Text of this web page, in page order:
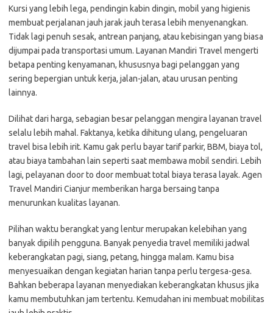
Kursi yang lebih lega, pendingin kabin dingin, mobil yang higienis
membuat perjalanan jauh jarak jauh terasa lebih menyenangkan.
Tidak lagi penuh sesak, antrean panjang, atau kebisingan yang biasa
dijumpai pada transportasi umum. Layanan Mandiri Travel mengerti
betapa penting kenyamanan, khususnya bagi pelanggan yang
sering bepergian untuk kerja, jalan-jalan, atau urusan penting
lainnya.
Dilihat dari harga, sebagian besar pelanggan mengira layanan travel
selalu lebih mahal. Faktanya, ketika dihitung ulang, pengeluaran
travel bisa lebih irit. Kamu gak perlu bayar tarif parkir, BBM, biaya tol,
atau biaya tambahan lain seperti saat membawa mobil sendiri. Lebih
lagi, pelayanan door to door membuat total biaya terasa layak. Agen
Travel Mandiri Cianjur memberikan harga bersaing tanpa
menurunkan kualitas layanan.
Pilihan waktu berangkat yang lentur merupakan kelebihan yang
banyak dipilih pengguna. Banyak penyedia travel memiliki jadwal
keberangkatan pagi, siang, petang, hingga malam. Kamu bisa
menyesuaikan dengan kegiatan harian tanpa perlu tergesa-gesa.
Bahkan beberapa layanan menyediakan keberangkatan khusus jika
kamu membutuhkan jam tertentu. Kemudahan ini membuat mobilitas